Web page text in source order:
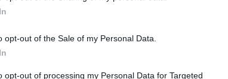
opt-out of the Sale of my Personal Data.
opt-out of processing my Personal Data for Targeted
πέθανε η μητέρα της. Επέστρεψε
τέσσερις ημέρες στη διάθεσή της
μια ολόκληρη ζωή
χειροποίητες πολυθρόνες,